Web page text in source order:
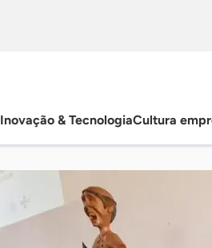
Inovação & TecnologiaCultura